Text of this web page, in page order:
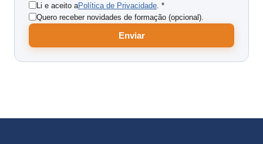
Li e aceito aPolítica de Privacidade. *
Quero receber novidades de formação (opcional).
Enviar